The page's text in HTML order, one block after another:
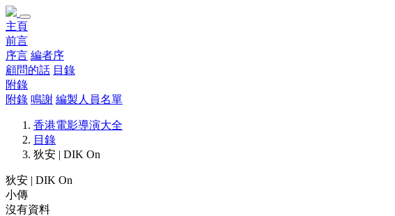
主頁
前言
序言 編者序
顧問的話 目錄
附錄
附錄 鳴謝 編製人員名單
香港電影導演大全
目錄
狄安 | DIK On
狄安 | DIK On
小傳
沒有資料